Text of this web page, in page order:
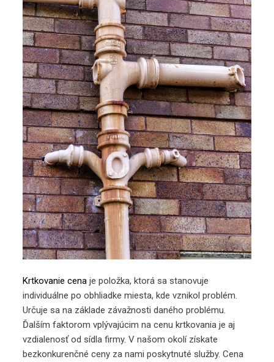
Krtkovanie cena je položka, ktorá sa stanovuje
individuálne po obhliadke miesta, kde vznikol problém.
Určuje sa na základe závažnosti daného problému.
Ďalším faktorom vplývajúcim na cenu krtkovania je aj
vzdialenosť od sídla firmy. V našom okolí získate
bezkonkurenčné ceny za nami poskytnuté služby. Cena